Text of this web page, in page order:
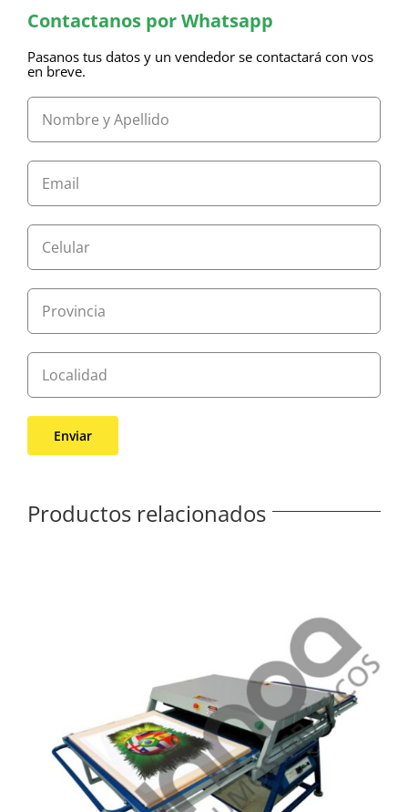
Contactanos por Whatsapp
Pasanos tus datos y un vendedor se contactará con vos
en breve.
Productos relacionados